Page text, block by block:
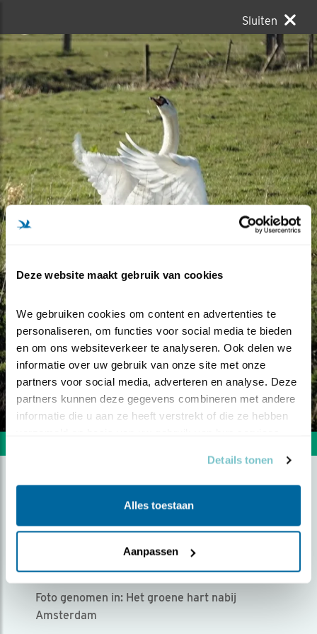
Deze website maakt gebruik van cookies
We gebruiken cookies om content en advertenties te
personaliseren, om functies voor social media te bieden
en om ons websiteverkeer te analyseren. Ook delen we
informatie over uw gebruik van onze site met onze
partners voor social media, adverteren en analyse. Deze
partners kunnen deze gegevens combineren met andere
informatie die u aan ze heeft verstrekt of die ze hebben
Details tonen
Alles toestaan
Aanpassen
Sluiten
ZWAAN SLAAT VLEUGELS
UIT
Door Philip Egmond Van Waesberge | Geplaatst op
maandag 6 april 2020 |
1946 views
Foto genomen in: Het groene hart nabij
Amsterdam